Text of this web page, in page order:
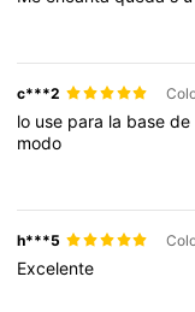
c***2
lo use para la basede
modo
h***5
Excelente